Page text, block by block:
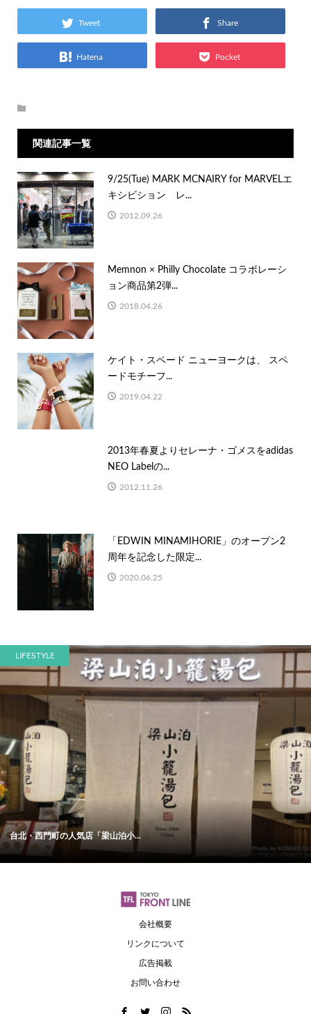
Tweet Share
Hatena Pocket
関連記事一覧
9/25(Tue) MARK MCNAIRY for MARVELエ
キシビション レ...
2012.09.26
Memnon × Philly Chocolate コラボレーシ
ョン商品第2弾...
2018.04.26
ケイト・スペード ニューヨークは、 スペ
ードモチーフ...
2019.04.22
2013年春夏よりセレーナ・ゴメスをadidas
NEO Labelの...
2012.11.26
「EDWIN MINAMIHORIE」のオープン2
周年を記念した限定...
2020.06.25
LIFESTYLE
台北・西門町の人気店「梁山泊小...
会社概要
リンクについて
広告掲載
お問い合わせ